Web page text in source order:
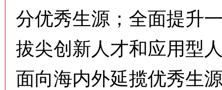
分优秀生源；全面提升
拔尖创新人才和应用型
面向海内外延揽优秀生